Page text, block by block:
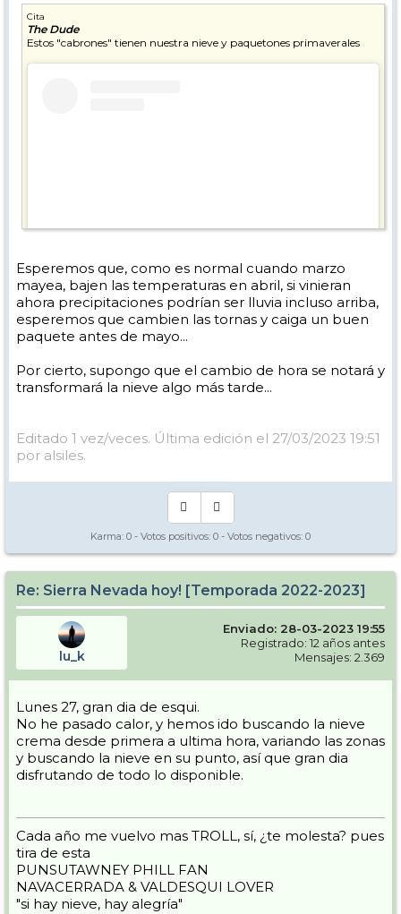
Cita
The Dude
Estos "cabrones" tienen nuestra nieve y paquetones primaverales
View this post on Instagram
Esperemos que, como es normal cuando marzo
mayea, bajen las temperaturas en abril, si vinieran
ahora precipitaciones podrían ser lluvia incluso arriba,
esperemos que cambien las tornas y caiga un buen
paquete antes de mayo...
Por cierto, supongo que el cambio de hora se notará y
transformará la nieve algo más tarde...
Editado 1 vez/veces. Última edición el 27/03/2023 19:51
por alsiles.
Karma: 0 - Votos positivos: 0 - Votos negativos: 0
Re: Sierra Nevada hoy! [Temporada 2022-2023]
lu_k
Enviado: 28-03-2023 19:55
Registrado: 12 años antes
Mensajes: 2.369
Lunes 27, gran dia de esqui.
No he pasado calor, y hemos ido buscando la nieve
crema desde primera a ultima hora, variando las zonas
y buscando la nieve en su punto, así que gran dia
disfrutando de todo lo disponible.
Cada año me vuelvo mas TROLL, sí, ¿te molesta? pues
tira de esta
PUNSUTAWNEY PHILL FAN
NAVACERRADA & VALDESQUI LOVER
"si hay nieve, hay alegría"